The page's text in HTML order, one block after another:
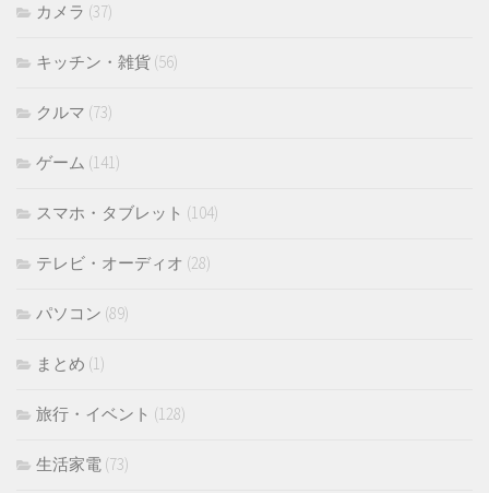
カメラ (37)
キッチン・雑貨 (56)
クルマ (73)
ゲーム (141)
スマホ・タブレット (104)
テレビ・オーディオ (28)
パソコン (89)
まとめ (1)
旅行・イベント (128)
生活家電 (73)